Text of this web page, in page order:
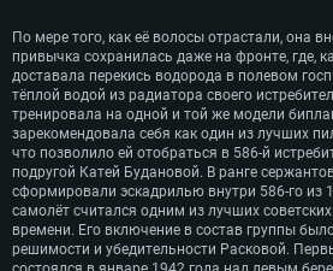
По мере того, как её волосы отрастали, она
привычка сохранилась даже на фронте, где,
доставала перекись водорода в полевом
тёплой водой из радиатора своего
тренировала на одной и той же модели
зарекомендовала себя как один из лучших
что позволило ей отобраться в 586-й
подругой Катей Будановой. В ранге
сформировали эскадрилью внутри 586-го из
самолёт считался одним из лучших советских
времени. Его включение в состав группы
решимости и убедительности Расковой.